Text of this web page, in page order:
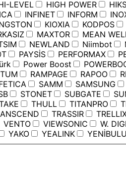
LEVEL HIGH POWER
INFINET INFORM
KIOXIA KODPOS
MAXTOR MEAN
NEWLAND Niimbot
PAYSİS PERFORMAX
Power Boost
RAMPAGE RAPOO
SAMM SAMSUNG
STONET SUBGATE
THULL TITANPRO
TRASSIR
VENTO VIEWSONIC W.
YAKO YEALINK